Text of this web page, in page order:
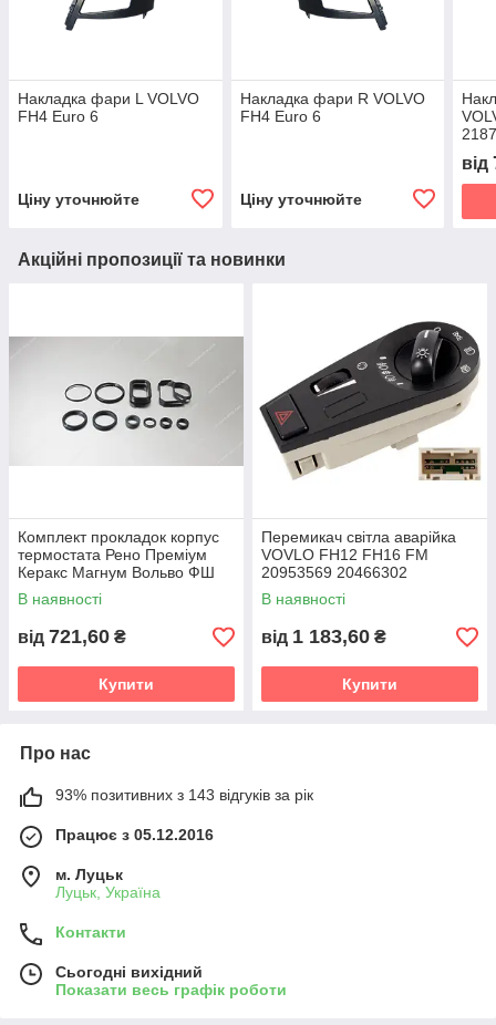
Накладка фари L VOLVO
FH4 Euro 6
Ціну уточнюйте
Накладка фари R VOLVO
FH4 Euro 6
Ціну уточнюйте
від
Акційні пропозиції та новинки
Комплект прокладок корпус
термостата Рено Преміум
Керакс Магнум Вольво ФШ
ФМ ( 20555313
В наявності
від 721,60 ₴
Купити
Перемикач світла аварійка
VOVLO FH12 FH16 FM
20953569 20466302
20942844
В наявності
від 1 183,60 ₴
Купити
Про нас
93% позитивних з 143 відгуків за рік
Працює з 05.12.2016
м. Луцьк
Луцьк, Україна
Контакти
Сьогодні вихідний
Показати весь графік роботи